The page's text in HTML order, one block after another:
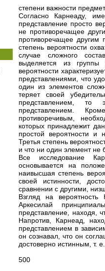
степени важности
Согласно Карнеаду,
представление просто
не противоречащее
противоречащее другим
степень вероятности
случае сложного
выделяется из группы
вероятности
представлениями, что
один из элементов
теряет своей
представлением, то
представлением.
противоречивым,
которых принадлежит
простой вероятности и
Третья степень
и что ни один элемент не
Все исследование
основывается на
наивысшая степень
своей истинности,
сравнении с другими,
Взгляд на вероятность
Аркесилай
представление, находя,
Напротив, Карнеад,
представлением в
он сознавал, что он
достоверно истинным, т.
500